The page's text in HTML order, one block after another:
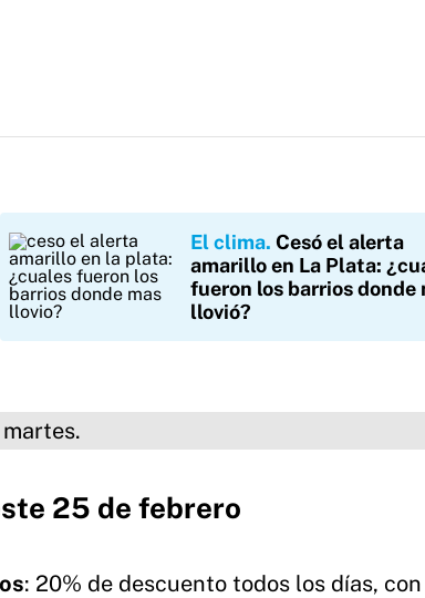
El clima Cesó el alerta
amarillo en La Plata:
fueron los barrios donde
llovió?
25 de febrero
: 20% de descuento todos los días,